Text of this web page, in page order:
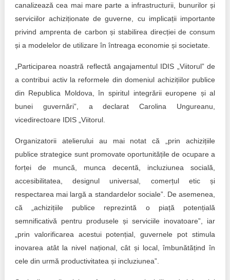
canalizează cea mai mare parte a infrastructurii, bunurilor și
serviciilor achiziționate de guverne, cu implicații importante
privind amprenta de carbon și stabilirea direcției de consum
și a modelelor de utilizare în întreaga economie și societate.
„Participarea noastră reflectă angajamentul IDIS „Viitorul” de
a contribui activ la reformele din domeniul achizițiilor publice
din Republica Moldova, în spiritul integrării europene și al
bunei guvernări”, a declarat Carolina Ungureanu,
vicedirectoare IDIS „Viitorul.
Organizatorii atelierului au mai notat că „prin achizițiile
publice strategice sunt promovate oportunitățile de ocupare a
forței de muncă, munca decentă, incluziunea socială,
accesibilitatea, designul universal, comerțul etic și
respectarea mai largă a standardelor sociale”. De asemenea,
că „achizițiile publice reprezintă o piață potențială
semnificativă pentru produsele și serviciile inovatoare”, iar
„prin valorificarea acestui potențial, guvernele pot stimula
inovarea atât la nivel național, cât și local, îmbunătățind în
cele din urmă productivitatea și incluziunea”.